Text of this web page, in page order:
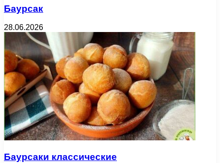
Баурсак
28.06.2026
Баурсаки классические